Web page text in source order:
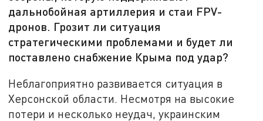
дальнобойная артиллерия и стаи FPV-
дронов. Грозит ли ситуация
стратегическими проблемами и будет ли
поставлено снабжение Крыма под удар?
Неблагоприятно развивается ситуация в
Херсонской области. Несмотря на высокие
потери и несколько неудач, украинским